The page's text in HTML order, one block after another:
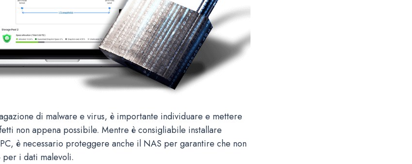
di malware e virus, è importante individuare e mettere
non appena possibile. Mentre è consigliabile installare
è necessario proteggere anche il NAS per garantire che non
per i dati malevoli.